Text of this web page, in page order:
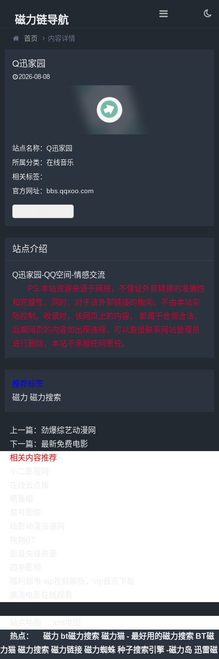
磁力链导航
首页 内容详情
Q迅家园
2026-08-08
站点名称：Q迅家园
所属分类： 在线音乐
相关标签：
官方网址：bbs.qqxoo.com
站点介绍
Q迅家园-QQ空间-情感交流
PS:本站资源来源于网络，不保证外部链接的准确性
和完整性，同时，对于该外部链接的指向，不由本站实
际控制，收录时，该网页上的内容， 都属于合规合法，
后期网页的内容如出现违规，可以直接联系网站管理员
进行删除，本站不承担任何责任。
推荐标签
磁力 磁力搜索
上一篇：劲爆综艺动漫网
下一篇：最新免费电影
相关内容推荐
热点：
磁力 bt磁力搜索 磁力猫 - 最好用的磁力搜索 BT磁
力猫 磁力搜索 磁力链接 磁力蜘蛛 种子搜索引擎 -磁力岛 迅雷磁